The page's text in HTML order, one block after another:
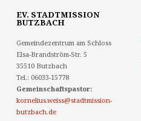
EV. STADTMISSION
BUTZBACH
Gemeindezentrum am Schloss
Elsa-Brandström-Str. 5
35510 Butzbach
Tel.: 06033-15778
Gemeinschaftspastor:
kornelius.weiss@stadtmission-
butzbach.de